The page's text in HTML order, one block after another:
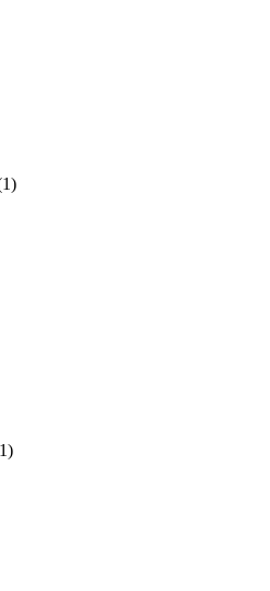
1)
1)